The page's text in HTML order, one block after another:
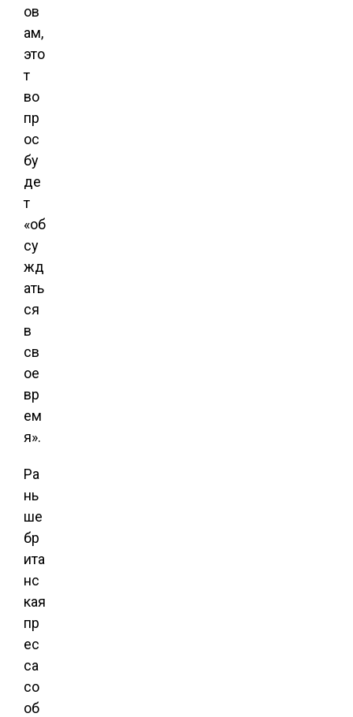
ов
ам,
это
т
во
пр
ос
бу
де
т
«об
су
жд
ать
ся
в
св
ое
вр
ем
я».
Ра
нь
ше
бр
ита
нс
кая
пр
ес
са
со
об